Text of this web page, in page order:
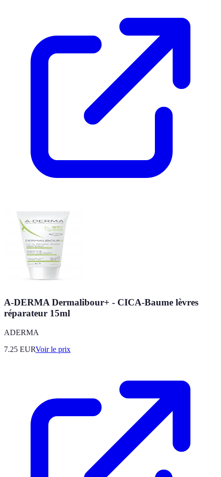
A-DERMA Dermalibour+ - CICA-Baume lèvres
réparateur 15ml
ADERMA
7.25 EURVoir le prix